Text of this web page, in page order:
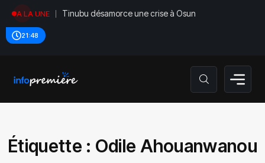
A LA UNE Tinubu désamorce une crise à Osun
21:48
Étiquette : Odile Ahouanwanou